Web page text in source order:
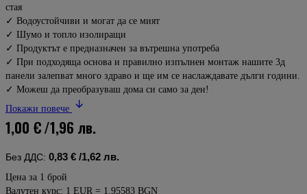
стая
✓ Водоустойчиви и могат да се мият
✓ Шумо и топло изолиращи
✓ Продуктът е предназначен за вътрешна употреба
✓ При подходяща основа и правилно изпълнен монтаж нашите 3д
панели залепват много здраво и ще им се наслаждавате дълги години.
✓ Можеш да преобразуваш дома си само за ден!
Покажи повече
1,00 €/1,96 лв.
Без ДДС: 0,83 € /1,62 лв.
Цена за 1 брой
Валутен курс: 1 EUR = 1.95583 BGN